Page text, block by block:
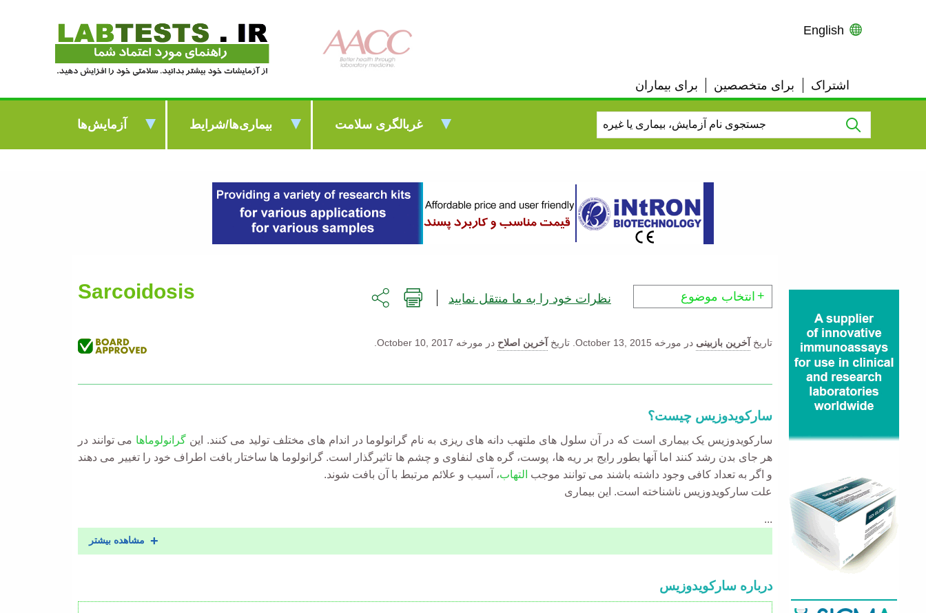
English
User
Top
Links
برای بیماران برای متخصصین اشتراک
آزمایش‌ها بیماری‌ها/شرایط غربالگری سلامت
Sarcoidosis نظرات خود را به ما منتقل نمایید انتخاب موضوع
تاریخآخرین بازبینی در مورخه October 13, 2015. تاریخآخرین اصلاح در مورخه October 10, 2017.
سارکویدوزیس چیست؟
سارکویدوزیس یک بیماری است که در آن سلول های ملتهب دانه های ریزی به نام گرانولوما در اندام های مختلف تولید می کنند. این گرانولوماها می توانند در
هر جای بدن رشد کنند اما آنها بطور رایج بر ریه ها، پوست، گره های لنفاوی و چشم ها تاثیرگذار است. گرانولوما ها ساختار بافت اطراف خود را تغییر می دهند
و اگر به تعداد کافی وجود داشته باشند می توانند موجب التهاب، آسیب و علائم مرتبط با آن بافت شوند.
علت سارکویدوزیس ناشناخته است. این بیماری
...
مشاهده بیشتر
Accordion
Title
درباره سارکویدوزیس